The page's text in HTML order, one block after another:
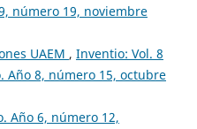
número 19, noviembre
UAEM , Inventio: Vol. 8
Año 8, número 15, octubre
Año 6, número 12,